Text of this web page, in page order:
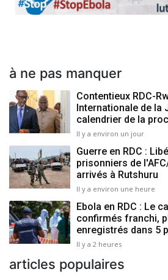
Previous
à ne pas manquer
Contentieux RDC-
Internationale de la
calendrier de la
Il y a environ un jour
Guerre en RDC :
prisonniers de
arrivés à Rutshuru
Il y a environ une heure
Ebola en RDC : Le
confirmés franchi,
enregistrés dans 5
Il y a 2 heures
articles populaires